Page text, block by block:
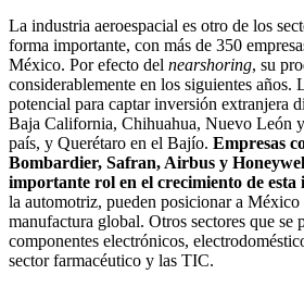
La industria aeroespacial es otro de los
forma importante, con más de 350
México. Por efecto del nearshoring, su
considerablemente en los siguientes años.
potencial para captar inversión extranjera
Baja California, Chihuahua, Nuevo León
país, y Querétaro en el Bajío. Empresas
Bombardier, Safran, Airbus y
importante rol en el crecimiento de esta
la automotriz, pueden posicionar a México
manufactura global. Otros sectores que se
componentes electrónicos,
sector farmacéutico y las TIC.